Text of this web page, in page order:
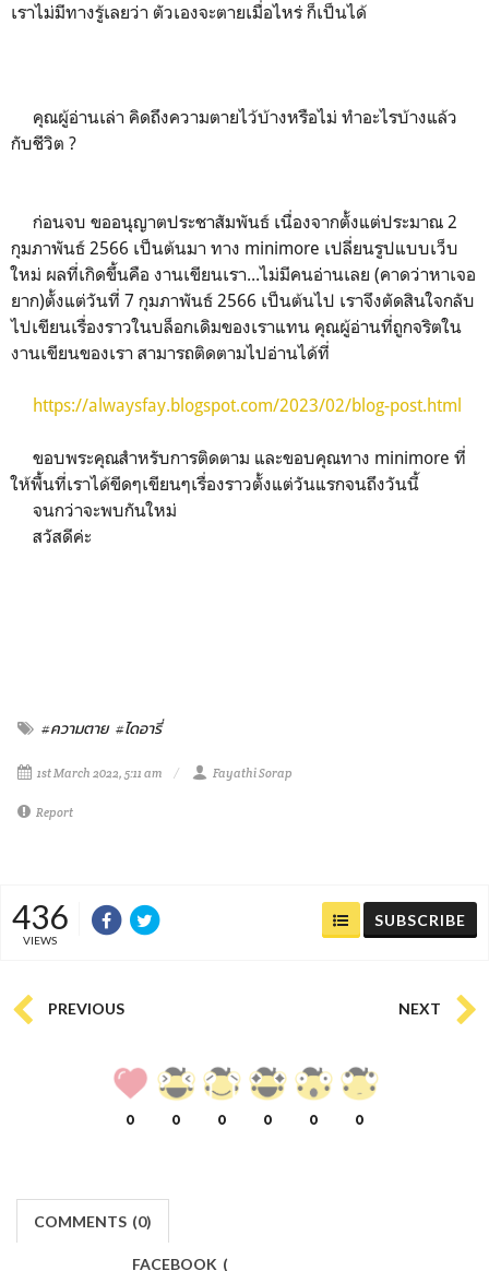
เราไม่มีทางรู้เลยว่า ตัวเองจะตายเมื่อไหร่ ก็เป็นได้
คุณผู้อ่านเล่า คิดถึงความตายไว้บ้างหรือไม่ ทำอะไรบ้างแล้ว
กับชีวิต ?
ก่อนจบ ขออนุญาตประชาสัมพันธ์ เนื่องจากตั้งแต่ประมาณ 2
กุมภาพันธ์ 2566 เป็นต้นมา ทาง minimore เปลี่ยนรูปแบบเว็บ
ใหม่ ผลที่เกิดขึ้นคือ งานเขียนเรา...ไม่มีคนอ่านเลย (คาดว่าหาเจอ
ยาก)ตั้งแต่วันที่ 7 กุมภาพันธ์ 2566 เป็นต้นไป เราจึงตัดสินใจกลับ
ไปเขียนเรื่องราวในบล็อกเดิมของเราแทน คุณผู้อ่านที่ถูกจริตใน
งานเขียนของเรา สามารถติดตามไปอ่านได้ที่
https://alwaysfay.blogspot.com/2023/02/blog-post.html
ขอบพระคุณสำหรับการติดตาม และขอบคุณทาง minimore ที่
ให้พื้นที่เราได้ขีดๆเขียนๆเรื่องราวตั้งแต่วันแรกจนถึงวันนี้
จนกว่าจะพบกันใหม่
สวัสดีค่ะ
#ความตาย #ไดอารี่
1st March 2022, 5:11 am Fayathi Sorap
Report
436
VIEWS
SUBSCRIBE
PREVIOUS NEXT
0 0 0 0 0 0
COMMENTS (0)
FACEBOOK (